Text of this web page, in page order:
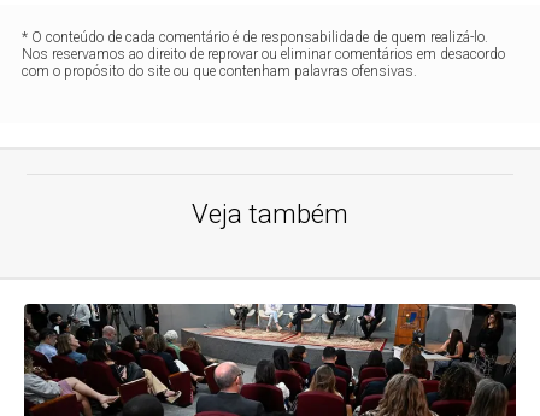
* O conteúdo de cada comentário é de responsabilidade de quem realizá-lo.
Nos reservamos ao direito de reprovar ou eliminar comentários em desacordo
com o propósito do site ou que contenham palavras ofensivas.
Veja também